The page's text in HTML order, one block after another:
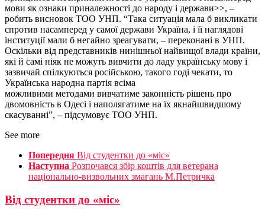
мови як ознаки приналежності до народу і держави>>, –
робить висновок ТОО УНП. “Така ситуація мала б викликати
спротив насамперед у самої держави Україна, і її наглядові
інституції мали б негайно зреагувати, – переконані в УНП.
Оскільки від представників нинішньої найвищої влади країни,
які й самі ніяк не можуть вивчити до ладу українську мову і
зазвичай спілкуються російською, такого годі чекати, то
Українська народна партія всіма
можливими методами вивчатиме законність рішень про
двомовність в Одесі і наполягатиме на їх якнайшвидшому
скасуванні”, – підсумовує ТОО УНП.
See more
Попередня Від студентки до «міс»
Наступна Розпочався збір коштів для ветерана
національно-визвольних змагань М.Петричка
Від студентки до «міс»